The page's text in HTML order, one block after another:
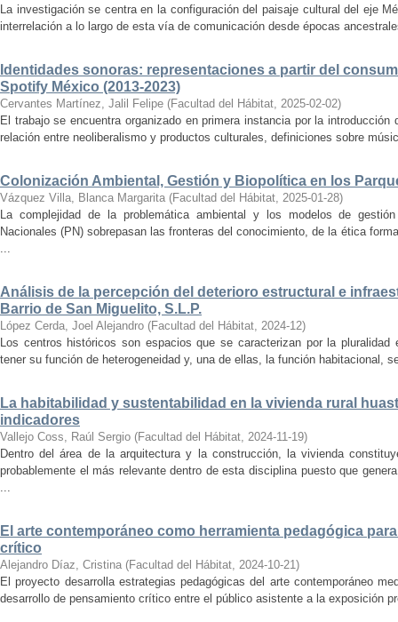
La investigación se centra en la configuración del paisaje cultural del eje
interrelación a lo largo de esta vía de comunicación desde épocas
Identidades sonoras: representaciones a partir del
Spotify México (2013-2023)
Cervantes Martínez, Jalil Felipe (Facultad del Hábitat, 2025-02-02)
El trabajo se encuentra organizado en primera instancia por la
relación entre neoliberalismo y productos culturales, definiciones sobre
Colonización Ambiental, Gestión y Biopolítica en los
Vázquez Villa, Blanca Margarita (Facultad del Hábitat, 2025-01-28)
La complejidad de la problemática ambiental y los modelos de
Nacionales (PN) sobrepasan las fronteras del conocimiento, de la ética
...
Análisis de la percepción del deterioro estructural e
Barrio de San Miguelito, S.L.P.
López Cerda, Joel Alejandro (Facultad del Hábitat, 2024-12)
Los centros históricos son espacios que se caracterizan por la
tener su función de heterogeneidad y, una de ellas, la función habitacional,
La habitabilidad y sustentabilidad en la vivienda rural
indicadores
Vallejo Coss, Raúl Sergio (Facultad del Hábitat, 2024-11-19)
Dentro del área de la arquitectura y la construcción, la vivienda
probablemente el más relevante dentro de esta disciplina puesto que
...
El arte contemporáneo como herramienta pedagógica
crítico
Alejandro Díaz, Cristina (Facultad del Hábitat, 2024-10-21)
El proyecto desarrolla estrategias pedagógicas del arte contemporáneo
desarrollo de pensamiento crítico entre el público asistente a la exposición